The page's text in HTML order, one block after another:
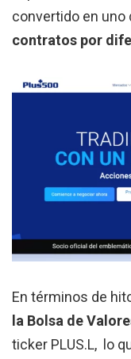
convertido en uno
contratos por
En términos de
la Bolsa de
ticker PLUS.L, lo